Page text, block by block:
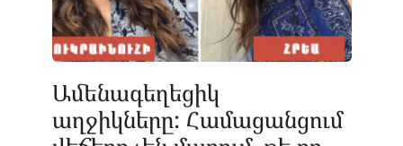
Ամենագեղեցիկ
աղջիկները: Համացանցում